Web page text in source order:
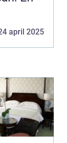
april 2025